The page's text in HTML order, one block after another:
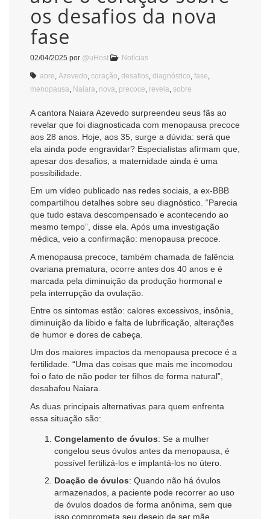
os desafios da nova
fase
02/04/2025 por @uHost Notícias
abre Azevedo coração desafios diagnóstico fase
menopausa Naiara nova precoce revela sobre
A cantora Naiara Azevedo surpreendeu seus fãs ao
revelar que foi diagnosticada com menopausa precoce
aos 28 anos. Hoje, aos 35, surge a dúvida: será que
ela ainda pode engravidar? Especialistas afirmam que,
apesar dos desafios, a maternidade ainda é uma
possibilidade.
Em um vídeo publicado nas redes sociais, a ex-BBB
compartilhou detalhes sobre seu diagnóstico. “Parecia
que tudo estava descompensado e acontecendo ao
mesmo tempo”, disse ela. Após uma investigação
médica, veio a confirmação: menopausa precoce.
A menopausa precoce, também chamada de falência
ovariana prematura, ocorre antes dos 40 anos e é
marcada pela diminuição da produção hormonal e
pela interrupção da ovulação.
Entre os sintomas estão: calores excessivos, insônia,
diminuição da libido e falta de lubrificação, alterações
de humor e dores de cabeça.
Um dos maiores impactos da menopausa precoce é a
fertilidade. “Uma das coisas que mais me incomodou
foi o fato de não poder ter filhos de forma natural”,
desabafou Naiara.
As duas principais alternativas para quem enfrenta
essa situação são:
Congelamento de óvulos: Se a mulher
congelou seus óvulos antes da menopausa, é
possível fertilizá-los e implantá-los no útero.
Doação de óvulos: Quando não há óvulos
armazenados, a paciente pode recorrer ao uso
de óvulos doados de forma anônima, sem que
isso comprometa seu desejo de ser mãe.